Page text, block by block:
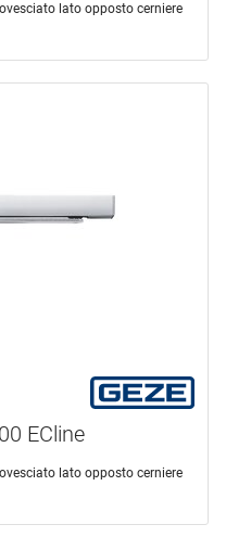
lato opposto cerniere
ECline
lato opposto cerniere